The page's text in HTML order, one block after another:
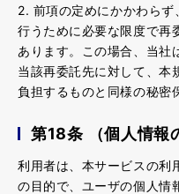
2. 前項の定めにかかわら
行うために必要な限度で再
あります。この場合、当社
当該再委託先に対して、本
負担するものと同様の秘密
第18条 （個人情報
利用者は、本サービスの利
の目的で、ユーザの個人情